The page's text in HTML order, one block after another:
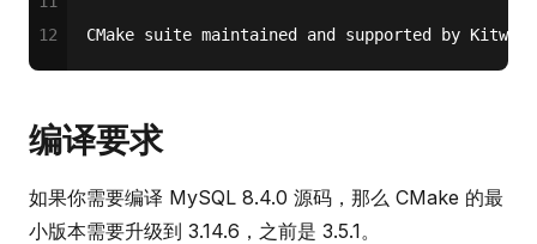
12
CMake suite maintained and supported by
编译要求
如果你需要编译 MySQL 8.4.0 源码，那么 CMake 的最
小版本需要升级到 3.14.6，之前是 3.5.1。